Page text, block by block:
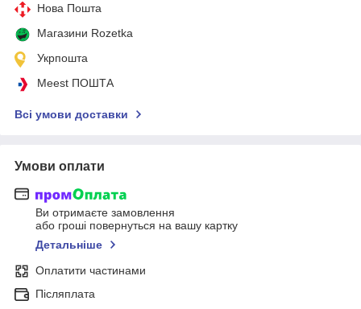
Нова Пошта
Магазини Rozetka
Укрпошта
Meest ПОШТА
Всі умови доставки
Умови оплати
Ви отримаєте замовлення
або гроші повернуться на вашу картку
Детальніше
Оплатити частинами
Післяплата